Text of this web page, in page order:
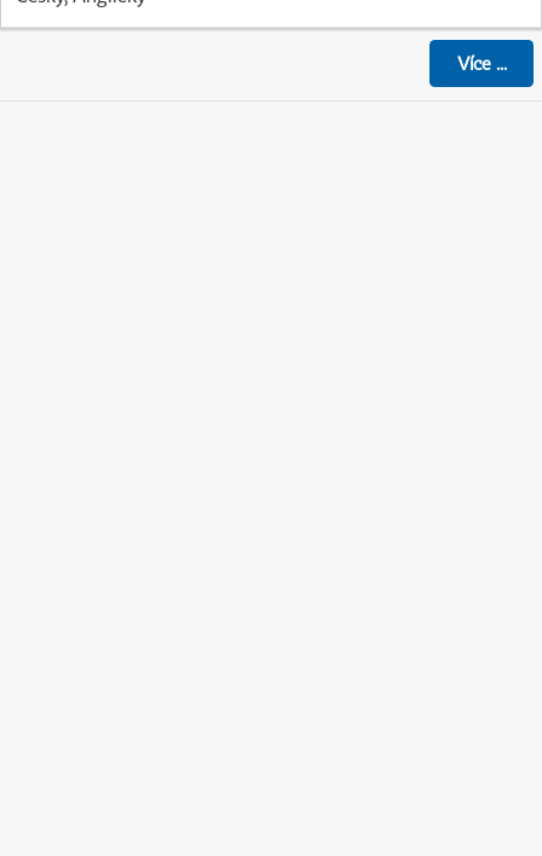
Více...